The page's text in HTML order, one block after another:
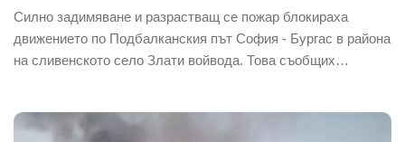
Силно задимяване и разрастващ се пожар блокираха
движението по Подбалканския път София - Бургас в района
на сливенското село Злати войвода. Това съобщих…